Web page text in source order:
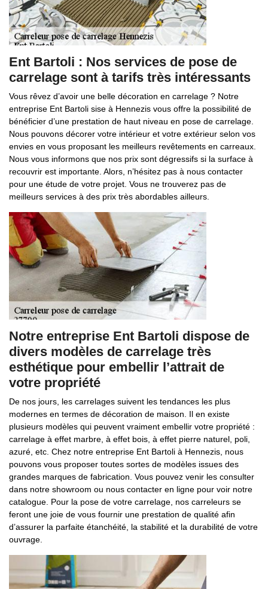
Ent Bartoli : Nos services de pose de
carrelage sont à tarifs très intéressants
Vous rêvez d’avoir une belle décoration en carrelage ? Notre
entreprise Ent Bartoli sise à Hennezis vous offre la possibilité de
bénéficier d’une prestation de haut niveau en pose de carrelage.
Nous pouvons décorer votre intérieur et votre extérieur selon vos
envies en vous proposant les meilleurs revêtements en carreaux.
Nous vous informons que nos prix sont dégressifs si la surface à
recouvrir est importante. Alors, n’hésitez pas à nous contacter
pour une étude de votre projet. Vous ne trouverez pas de
meilleurs services à des prix très abordables ailleurs.
Notre entreprise Ent Bartoli dispose de
divers modèles de carrelage très
esthétique pour embellir l’attrait de
votre propriété
De nos jours, les carrelages suivent les tendances les plus
modernes en termes de décoration de maison. Il en existe
plusieurs modèles qui peuvent vraiment embellir votre propriété :
carrelage à effet marbre, à effet bois, à effet pierre naturel, poli,
azuré, etc. Chez notre entreprise Ent Bartoli à Hennezis, nous
pouvons vous proposer toutes sortes de modèles issues des
grandes marques de fabrication. Vous pouvez venir les consulter
dans notre showroom ou nous contacter en ligne pour voir notre
catalogue. Pour la pose de votre carrelage, nos carreleurs se
feront une joie de vous fournir une prestation de qualité afin
d’assurer la parfaite étanchéité, la stabilité et la durabilité de votre
ouvrage.